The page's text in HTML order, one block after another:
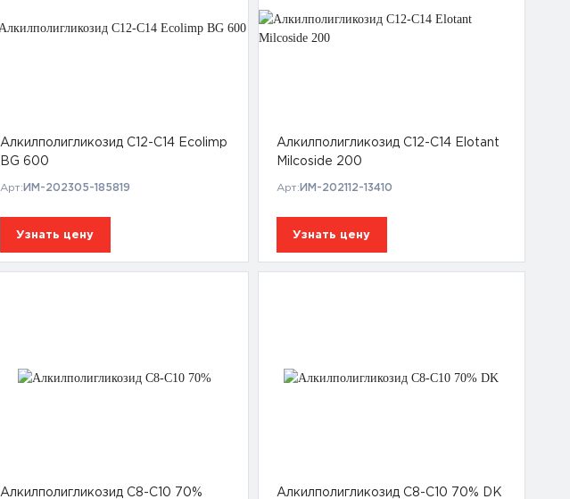
Алкилполигликозид С12-С14 Ecolimp
BG 600
Арт: ИМ-202305-185819
Узнать цену
Алкилполигликозид С12-С14 Elotant
Milcoside 200
Арт: ИМ-202112-13410
Узнать цену
Алкилполигликозид С8-С10 70% Алкилполигликозид С8-С10 70% DK